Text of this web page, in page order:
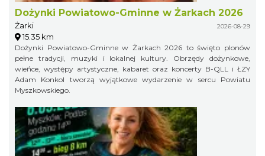
Dożynki Powiatowo-Gminne w Żarkach 2026
Żarki 2026-08-29
15.35 km
Dożynki Powiatowo-Gminne w Żarkach 2026 to święto plonów
pełne tradycji, muzyki i lokalnej kultury. Obrzędy dożynkowe,
wieńce, występy artystyczne, kabaret oraz koncerty B-QLL i ŁZY
Adam Konkol tworzą wyjątkowe wydarzenie w sercu Powiatu
Myszkowskiego.